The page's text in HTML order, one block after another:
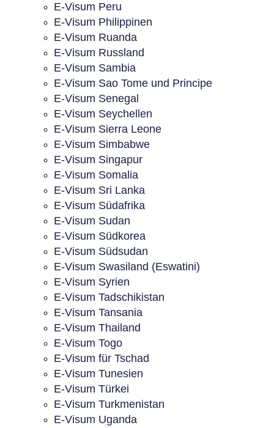
E-Visum Peru
E-Visum Philippinen
E-Visum Ruanda
E-Visum Russland
E-Visum Sambia
E-Visum Sao Tome und Principe
E-Visum Senegal
E-Visum Seychellen
E-Visum Sierra Leone
E-Visum Simbabwe
E-Visum Singapur
E-Visum Somalia
E-Visum Sri Lanka
E-Visum Südafrika
E-Visum Sudan
E-Visum Südkorea
E-Visum Südsudan
E-Visum Swasiland (Eswatini)
E-Visum Syrien
E-Visum Tadschikistan
E-Visum Tansania
E-Visum Thailand
E-Visum Togo
E-Visum für Tschad
E-Visum Tunesien
E-Visum Türkei
E-Visum Turkmenistan
E-Visum Uganda